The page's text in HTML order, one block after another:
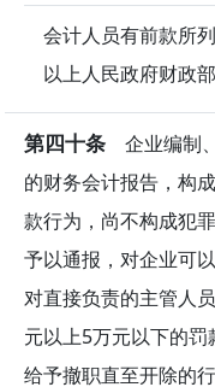
会计人员有前款所
以上人民政府财政
第四十条 企业编制
的财务会计报告，构
款行为，尚不构成犯
予以通报，对企业可
对直接负责的主管人
元以上5万元以下的
给予撤职直至开除的